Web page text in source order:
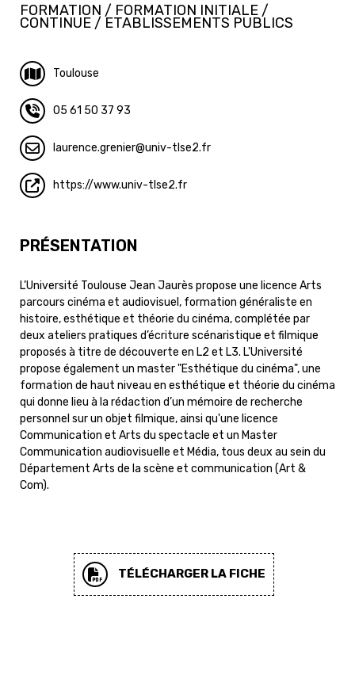
FORMATION / FORMATION INITIALE /
CONTINUE / ETABLISSEMENTS PUBLICS
Toulouse
05 61 50 37 93
laurence.grenier univ-tlse2.fr
https://www.univ-tlse2.fr
PRÉSENTATION
L’Université Toulouse Jean Jaurès propose une licence Arts
parcours cinéma et audiovisuel, formation généraliste en
histoire, esthétique et théorie du cinéma, complétée par
deux ateliers pratiques d’écriture scénaristique et filmique
proposés à titre de découverte en L2 et L3. L'Université
propose également un master "Esthétique du cinéma", une
formation de haut niveau en esthétique et théorie du cinéma
qui donne lieu à la rédaction d’un mémoire de recherche
personnel sur un objet filmique, ainsi qu'une licence
Communication et Arts du spectacle et un Master
Communication audiovisuelle et Média, tous deux au sein du
Département Arts de la scène et communication (Art &
Com).
TÉLÉCHARGER LA FICHE